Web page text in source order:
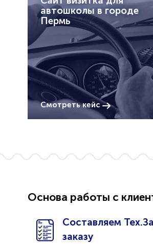
автошколы в городе
Пермь
Смотреть кейс
Основа работы с
Составляем
заказу